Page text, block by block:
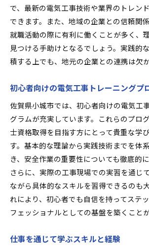
で、最新の電気工事技術や業界のトレン
できます。また、地域の企業との信頼関
就職活動の際に有利に働くことが多く、
見つける手助けとなるでしょう。実践的
積する上でも、地元の企業との連携は欠
初心者向けの電気工事トレーニングプ
佐賀県小城市では、初心者向けの電気工
グラムが充実しています。これらのプロ
士資格取得を目指す方にとって貴重な学
す。基本的な理論から実践技術までを体
き、安全作業の重要性についても徹底的
さらに、実際の工事現場での実習を通じ
ながら具体的なスキルを習得できるのも
れにより、初心者でも自信を持ってステ
フェッショナルとしての基盤を築くこと
仕事を通じて学ぶスキルと経験